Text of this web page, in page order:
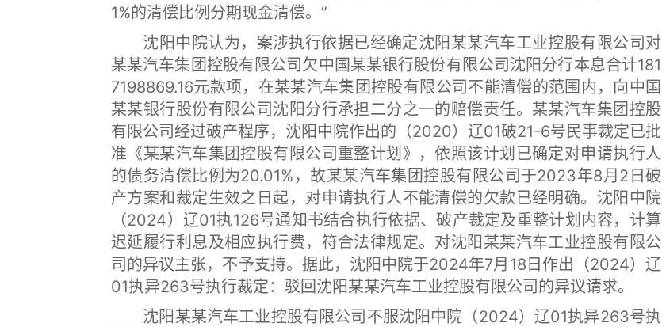
1%的清偿比例分期现金清偿。”
沈阳中院认为，案涉执行依据已经确定沈阳某某汽车工业控股有限公司对
某某汽车集团控股有限公司欠中国某某银行股份有限公司沈阳分行本息合计181
7198869.16元款项，在某某汽车集团控股有限公司不能清偿的范围内，向中国
某某银行股份有限公司沈阳分行承担二分之一的赔偿责任。某某汽车集团控股
有限公司经过破产程序，沈阳中院作出的（2020）辽01破21-6号民事裁定已批
准《某某汽车集团控股有限公司重整计划》，依照该计划已确定对申请执行人
的债务清偿比例为20.01%，故某某汽车集团控股有限公司于2023年8月2日破
产方案和裁定生效之日起，对申请执行人不能清偿的欠款已经明确。沈阳中院
（2024）辽01执126号通知书结合执行依据、破产裁定及重整计划内容，计算
迟延履行利息及相应执行费，符合法律规定。对沈阳某某汽车工业控股有限公
司的异议主张，不予支持。据此，沈阳中院于2024年7月18日作出（2024）辽
01执异263号执行裁定：驳回沈阳某某汽车工业控股有限公司的异议请求。
沈阳某某汽车工业控股有限公司不服沈阳中院（2024）辽01执异263号执